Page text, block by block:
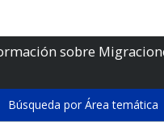
sobre
Búsqueda por Área temática